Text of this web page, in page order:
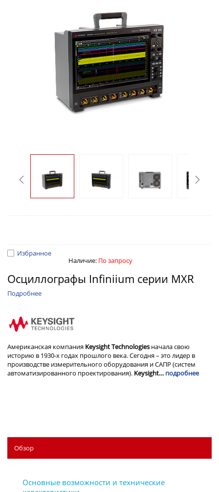
Избранное
Наличие: По запросу
Осциллографы Infiniium серии MXR
Подробнее
Американская компания Keysight Technologies начала свою
историю в 1930-х годах прошлого века. Сегодня – это лидер в
производстве измерительного оборудования и САПР (систем
автоматизированного проектирования). Keysight… подробнее
Обзор